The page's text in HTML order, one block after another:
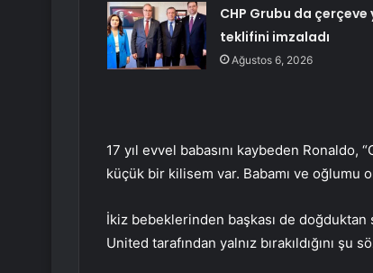
CHP Grubu da çerçeve
teklifini imzaladı
Ağustos 6, 2026
17 yıl evvel babasını kaybeden Ronaldo,
küçük bir kilisem var. Babamı ve oğlumu
İkiz bebeklerinden başkası de
United tarafından yalnız bırakıldığını şu